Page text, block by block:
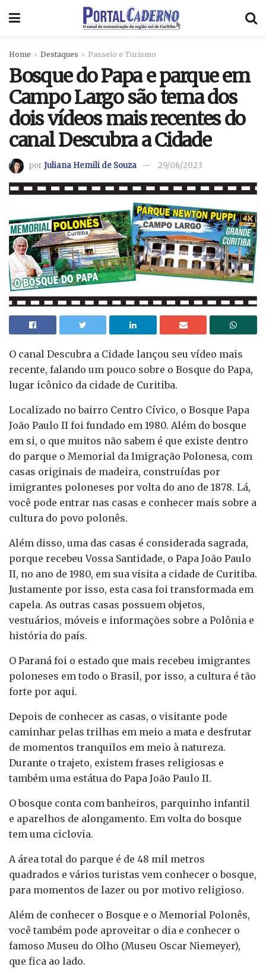
Home Destaques Passeio e Turismo
Bosque do Papa e parque em
Campo Largo são tema dos
dois vídeos mais recentes do
canal Descubra a Cidade
por Juliana Hemili de Souza 29/06/2023
O canal Descubra a Cidade lançou seu vídeo mais
recente, falando um pouco sobre o Bosque do Papa,
lugar icônico da cidade de Curitiba.
Localizado no bairro Centro Cívico, o Bosque Papa
João Paulo II foi fundado em 1980. Além do bosque
em si, o que muitos não sabem é que existe dentro
do parque o Memorial da Imigração Polonesa, com
casas originais de madeira, construídas por
imigrantes poloneses por volta do ano de 1878. Lá,
você pode entrar nas casas e conhecer mais sobre a
cultura do povo polonês.
Além disso, uma das casas é considerada sagrada,
porque recebeu Vossa Santidade, o Papa João Paulo
II, no ano de 1980, em sua visita a cidade de Curitiba.
Justamente por isso, esta casa foi transformada em
capela. As outras casas possuem objetos,
vestuários, móveis e informações sobre a Polônia e
história do país.
O Paraná foi o estado que mais recebeu imigrantes
poloneses em todo o Brasil, por isso, a cultura é tão
forte por aqui.
Depois de conhecer as casas, o visitante pode
caminhar pelas trilhas em meio a mata e desfrutar
de momentos tranquilos em meio à natureza.
Durante o trajeto, existem frases religiosas e
também uma estátua do Papa João Paulo II.
O bosque conta com banheiros, parquinho infantil
e aparelhos de alongamento. Em volta do bosque
tem uma ciclovia.
A área total do parque é de 48 mil metros
quadrados e vários turistas vem conhecer o bosque,
para momentos de lazer ou por motivo religioso.
Além de conhecer o Bosque e o Memorial Polonês,
você também pode aproveitar o dia e conhecer o
famoso Museu do Olho (Museu Oscar Niemeyer),
que fica ao lado.